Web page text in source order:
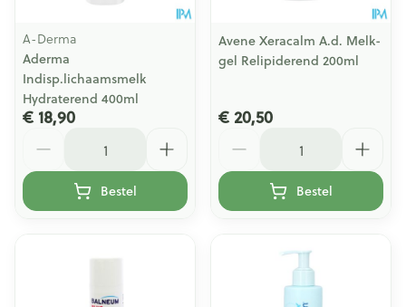
A-Derma
Aderma
Indisp.lichaamsmelk
Hydraterend 400ml
€ 18,90
Bestel
Avene Xeracalm A.d. Melk-
gel Relipiderend 200ml
€ 20,50
Bestel